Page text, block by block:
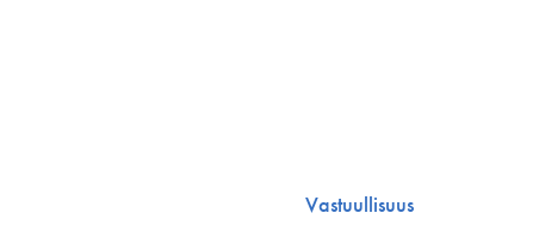
Vastuullisuus